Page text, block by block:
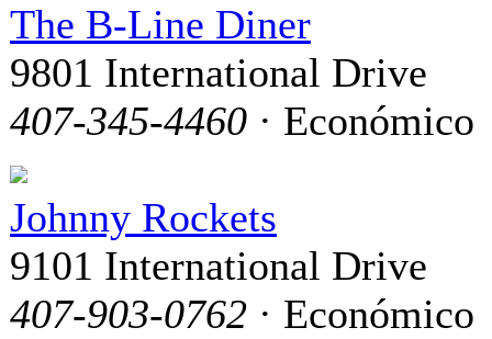
The B-Line Diner
9801 International Drive
407-345-4460 · Económico
Johnny Rockets
9101 International Drive
407-903-0762 · Económico